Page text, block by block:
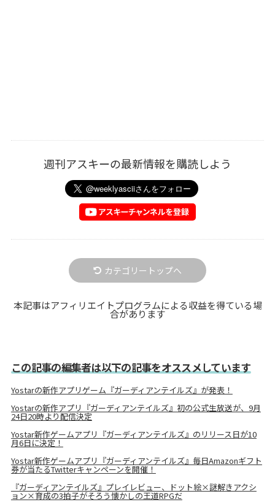
週刊アスキーの最新情報を購読しよう
カテゴリートップへ
本記事はアフィリエイトプログラムによる収益を得ている場
合があります
この記事の編集者は以下の記事をオススメしています
Yostarの新作アプリゲーム『ガーディアンテイルズ』が発表！
Yostarの新作アプリ『ガーディアンテイルズ』初の公式生放送が、9月
24日20時より配信決定
Yostar新作ゲームアプリ『ガーディアンテイルズ』のリリース日が10
月6日に決定！
Yostar新作ゲームアプリ『ガーディアンテイルズ』毎日Amazonギフト
券が当たるTwitterキャンペーンを開催！
『ガーディアンテイルズ』プレイレビュー、ドット絵×謎解きアクシ
ョン×育成の3拍子がそろう懐かしの王道RPGだ